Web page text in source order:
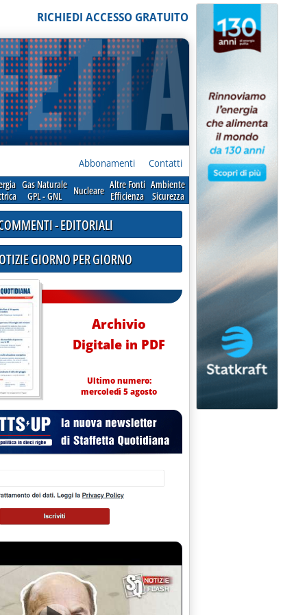
RICHIEDI ACCESSO GRATUITO
Abbonamenti Contatti
Gas Naturale
GPL - GNL
Nucleare Altre Fonti
Efficienza
Ambiente
Sicurezza
- EDITORIALI
GIORNO PER GIORNO
Archivio
Digitale in PDF
Ultimo numero:
mercoledì 5 agosto